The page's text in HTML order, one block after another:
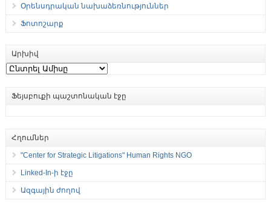
Օրենսդրական նախաձեռնություններ
Ֆոտոշարք
Արխիվ
Արխիվ
Ֆեյսբուքի պաշտոնական էջը
Հղումներ
"Center for Strategic Litigations" Human Rights NGO
Linked-In-ի էջը
Ազգային ժողով